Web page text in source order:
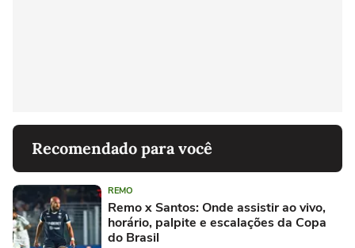
Recomendado para você
REMO
Remo x Santos: Onde assistir ao vivo,
horário, palpite e escalações da Copa
do Brasil